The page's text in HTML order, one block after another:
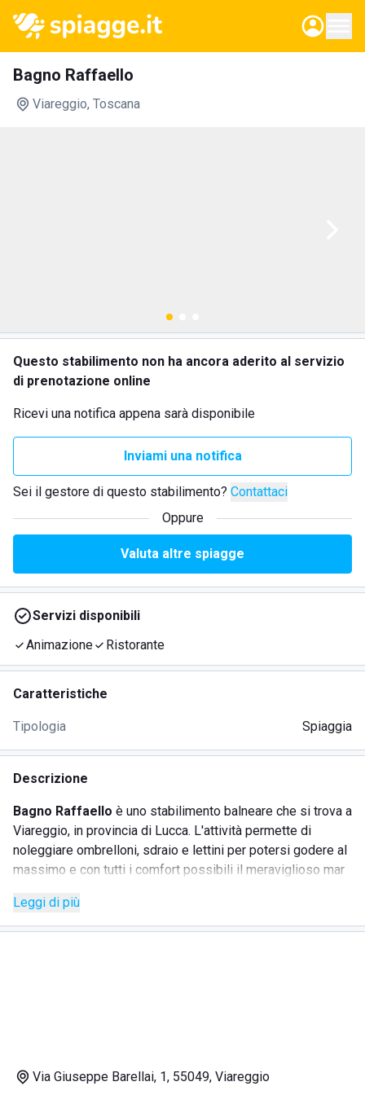
Bagno Raffaello
Viareggio, Toscana
Questo stabilimento non ha ancora aderito al servizio
di prenotazione online
Ricevi una notifica appena sarà disponibile
Inviami una notifica
Sei il gestore di questo stabilimento? Contattaci
Oppure
Valuta altre spiagge
Servizi disponibili
Animazione
Ristorante
Caratteristiche
Tipologia Spiaggia
Descrizione
Bagno Raffaello è uno stabilimento balneare che si trova a
Viareggio, in provincia di Lucca. L'attività permette di
noleggiare ombrelloni, sdraio e lettini per potersi godere al
massimo e con tutti i comfort possibili il meraviglioso mar
Bagno Raffaello
dalle prime luci dell'alba fino a tarda sera. Presso questo
questo modo, ogni cliente potrà godersi ilmeritato relax
Leggi di più
Via Giuseppe Barellai, 1, 55049, Viareggio